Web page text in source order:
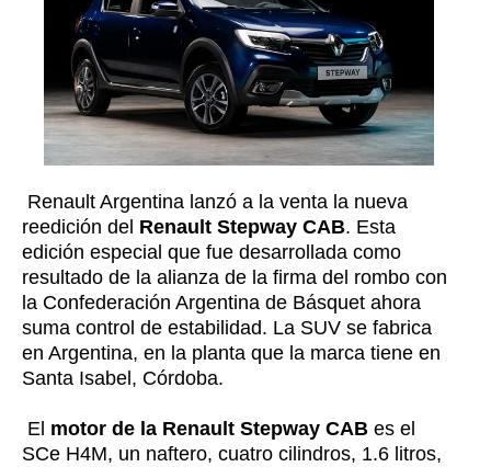
Renault Argentina lanzó a la venta la nueva
reedición del Renault Stepway CAB. Esta
edición especial que fue desarrollada como
resultado de la alianza de la firma del rombo con
la Confederación Argentina de Básquet ahora
suma control de estabilidad. La SUV se fabrica
en Argentina, en la planta que la marca tiene en
Santa Isabel, Córdoba.
El motor de la Renault Stepway CAB es el
SCe H4M, un naftero, cuatro cilindros, 1.6 litros,